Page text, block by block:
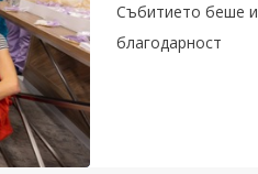
Събитието беше
благодарност